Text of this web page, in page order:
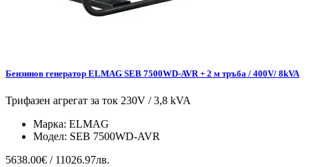
Бензинов генератор ELMAG SEB 7500WD-AVR + 2 м тръба / 400V/ 8kVA
Трифазен агрегат за ток 230V / 3,8 kVA
Марка: ELMAG
Модел: SEB 7500WD-AVR
5638.00€ / 11026.97лв.